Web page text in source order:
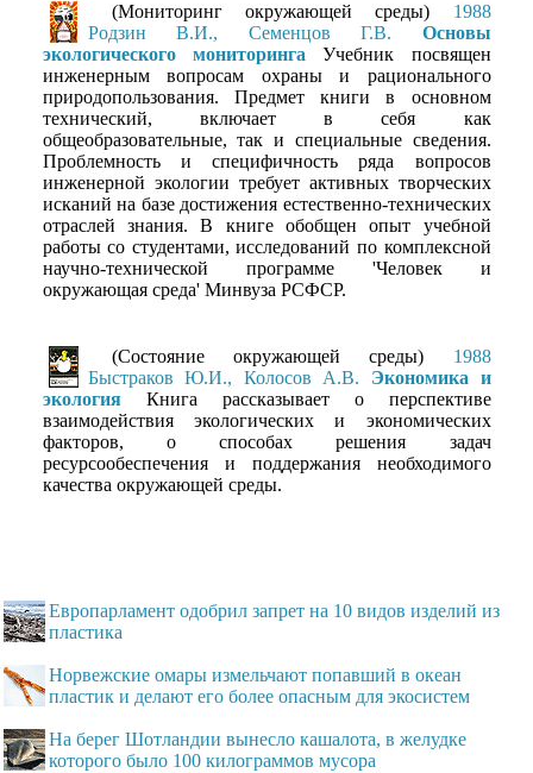
(Мониторинг окружающей среды) 1988
Родзин В.И., Семенцов Г.В. Основы
экологического мониторинга Учебник посвящен
инженерным вопросам охраны и рационального
природопользования. Предмет книги в основном
технический, включает в себя как
общеобразовательные, так и специальные сведения.
Проблемность и специфичность ряда вопросов
инженерной экологии требует активных творческих
исканий на базе достижения естественно-технических
отраслей знания. В книге обобщен опыт учебной
работы со студентами, исследований по комплексной
научно-технической программе 'Человек и
окружающая среда' Минвуза РСФСР.
(Состояние окружающей среды) 1988
Быстраков Ю.И., Колосов А.В. Экономика и
экологияКнига рассказывает о перспективе
взаимодействия экологических и экономических
факторов, о способах решения задач
ресурсообеспечения и поддержания необходимого
качества окружающей среды.
Европарламент одобрил запрет на 10 видов изделий из
пластика
Норвежские омары измельчают попавший в океан
пластик и делают его более опасным для экосистем
На берег Шотландии вынесло кашалота, в желудке
которого было 100 килограммов мусора